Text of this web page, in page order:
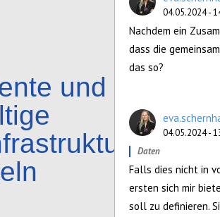
und
04.05.2024 -
Nachdem ein
dass die
das so?
04.05.2024 -
Daten
Falls dies nicht in
ersten sich mir
soll zu definieren.